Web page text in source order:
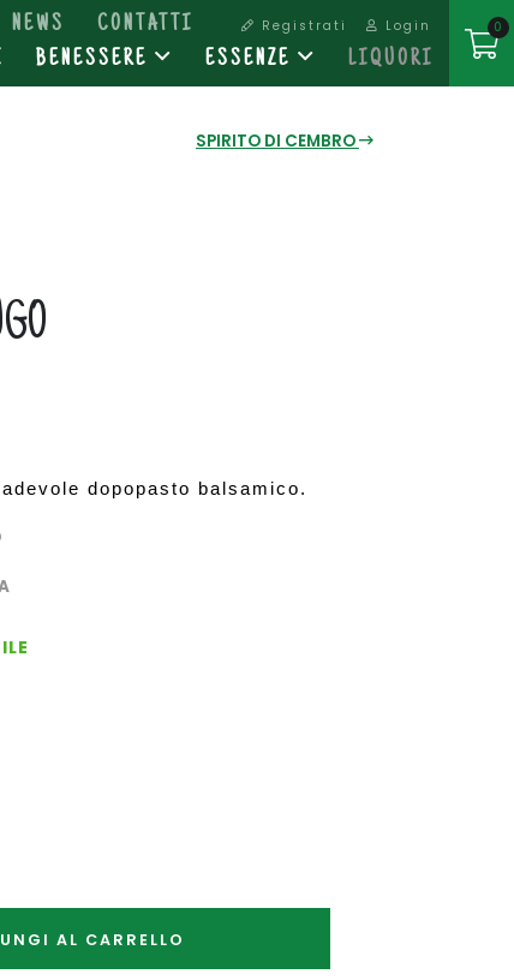
NEWS CONTATTI Registrati Login
BENESSERE ESSENZE LIQUORI
0
SPIRITO DI CEMBRO
dopopasto balsamico.
AL CARRELLO